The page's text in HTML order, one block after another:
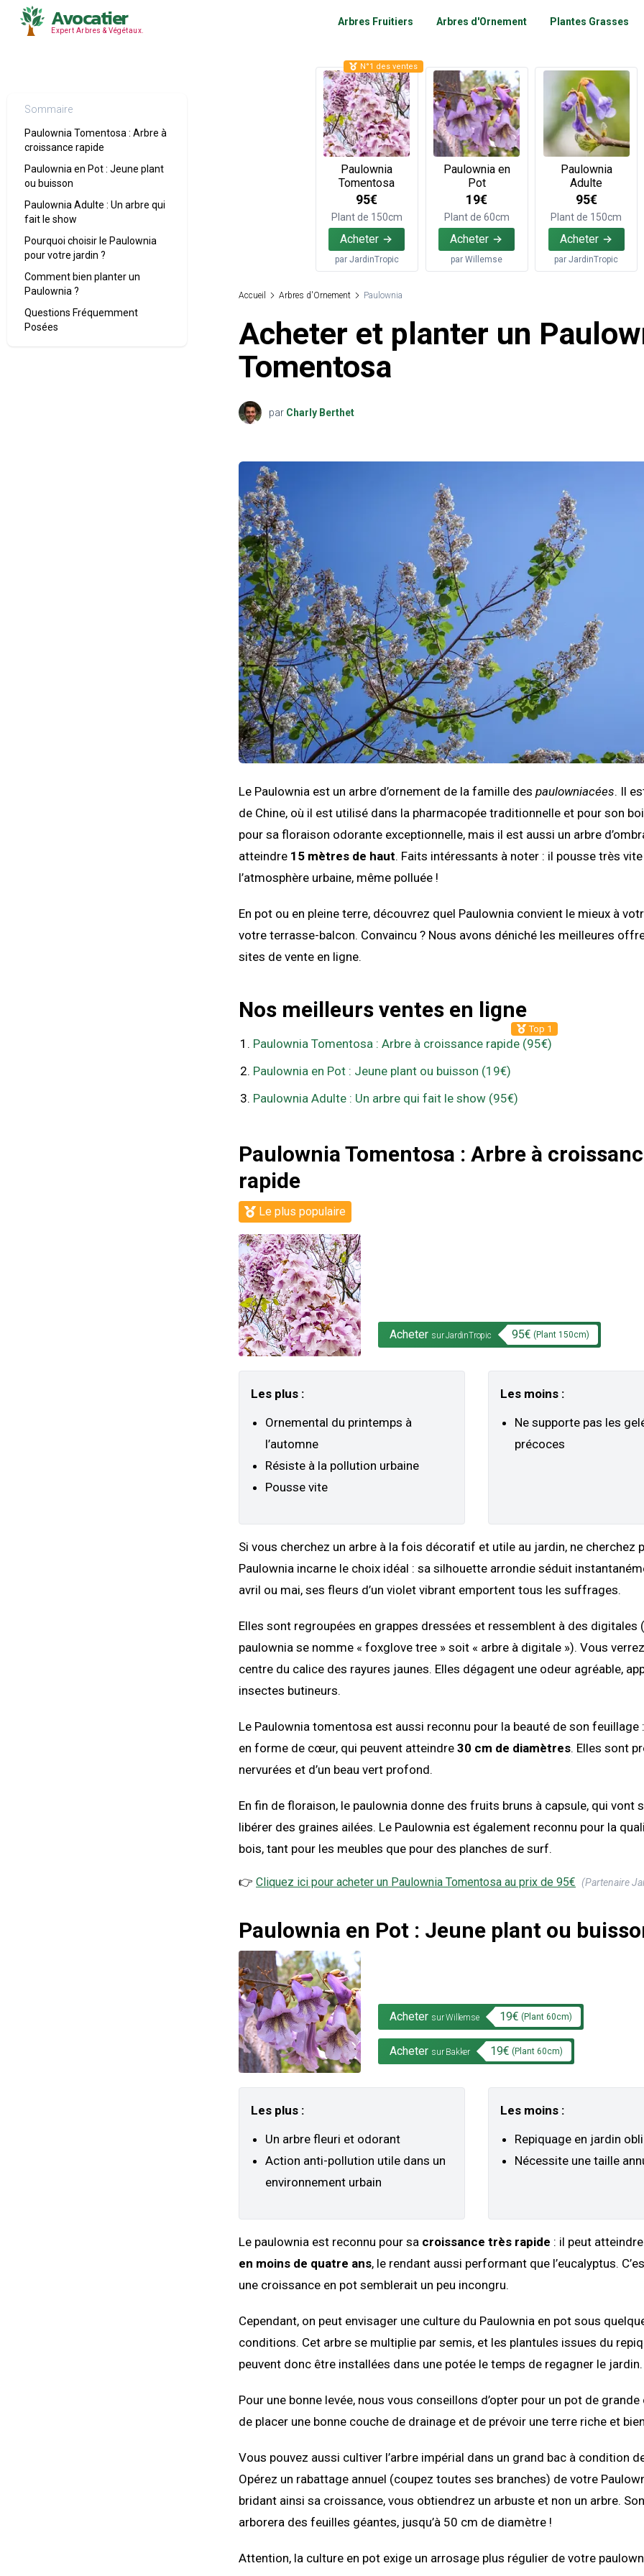
Avocatier
Expert Arbres & Végétaux.
Arbres Fruitiers Arbres d'Ornement Plantes Grasses
Sommaire
Paulownia Tomentosa : Arbre à
croissance rapide
Paulownia en Pot : Jeune plant
ou buisson
Paulownia Adulte : Un arbre qui
fait le show
Pourquoi choisir le Paulownia
pour votre jardin ?
Comment bien planter un
Paulownia ?
Questions Fréquemment
Posées
Paulownia
Tomentosa
95€
Plant de 150cm
Acheter
par JardinTropic
N°1 des ventes
Paulownia en
Pot
19€
Plant de 60cm
Acheter
par Willemse
Paulownia
Adulte
95€
Plant de 150cm
Acheter
parJardinTropic
Accueil Arbres d'Ornement Paulownia
Acheter et planter un
Tomentosa
par Charly Berthet
Le Paulownia est un arbre d’ornement de la famille des paulowniacées. Il
de Chine, où il est utilisé dans la pharmacopée traditionnelle et pour son
pour sa floraison odorante exceptionnelle, mais il est aussi un arbre
atteindre 15 mètres de haut. Faits intéressants à noter : il pousse très
l’atmosphère urbaine, même polluée !
En pot ou en pleine terre, découvrez quel Paulownia convient le mieux à
votre terrasse-balcon. Convaincu ? Nous avons déniché les meilleures
sites de vente en ligne.
Nos meilleurs ventes en ligne
Paulownia Tomentosa : Arbre à croissance rapide (95€)
Top 1
Paulownia en Pot : Jeune plant ou buisson (19€)
Paulownia Adulte : Un arbre qui fait le show (95€)
Paulownia Tomentosa : Arbre à
rapide
Le plus populaire
Acheter sur JardinTropic 95€ (Plant 150cm)
Les plus :
Ornemental du printemps à
l’automne
Résiste à la pollution urbaine
Pousse vite
Les moins :
Ne supporte pas les
précoces
Si vous cherchez un arbre à la fois décoratif et utile au jardin, ne cherchez
Paulownia incarne le choix idéal : sa silhouette arrondie séduit
avril ou mai, ses fleurs d’un violet vibrant emportent tous les suffrages.
Elles sont regroupées en grappes dressées et ressemblent à des digitales
paulownia se nomme « foxglove tree » soit « arbre à digitale »). Vous
centre du calice des rayures jaunes. Elles dégagent une odeur agréable,
insectes butineurs.
Le Paulownia tomentosa est aussi reconnu pour la beauté de son feuillage
en forme de cœur, qui peuvent atteindre 30 cm de diamètres. Elles sont
nervurées et d’un beau vert profond.
En fin de floraison, le paulownia donne des fruits bruns à capsule, qui vont
libérer des graines ailées. Le Paulownia est également reconnu pour la
bois, tant pour les meubles que pour des planches de surf.
👉 Cliquez ici pour acheter un Paulownia Tomentosa au prix de 95€ (Partenaire
Paulownia en Pot : Jeune plant ou
Acheter sur Willemse 19€ (Plant 60cm)
Acheter sur Bakker 19€ (Plant 60cm)
Les plus :
Un arbre fleuri et odorant
Action anti-pollution utile dans un
environnement urbain
Les moins :
Repiquage en jardin
Nécessite une taille
Le paulownia est reconnu pour sa croissance très rapide : il peut
en moins de quatre ans, le rendant aussi performant que l’eucalyptus.
une croissance en pot semblerait un peu incongru.
Cependant, on peut envisager une culture du Paulownia en pot sous
conditions. Cet arbre se multiplie par semis, et les plantules issues du
peuvent donc être installées dans une potée le temps de regagner le jardin.
Pour une bonne levée, nous vous conseillons d’opter pour un pot de
de placer une bonne couche de drainage et de prévoir une terre riche et
Vous pouvez aussi cultiver l’arbre impérial dans un grand bac à condition
Opérez un rabattage annuel (coupez toutes ses branches) de votre
bridant ainsi sa croissance, vous obtiendrez un arbuste et non un arbre.
arborera des feuilles géantes, jusqu’à 50 cm de diamètre !
Attention, la culture en pot exige un arrosage plus régulier de votre